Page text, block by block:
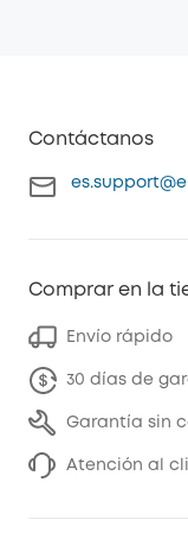
Contáctanos
Comprar en la
Envío rápido
30 días de
Garantía sin
Atención al